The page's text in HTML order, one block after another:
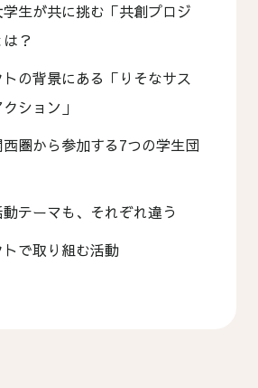
学生が共に挑む「共創プロジ
？
の背景にある「りそなサス
ション」
圏から参加する7つの学生団
テーマも、それぞれ違う
で取り組む活動